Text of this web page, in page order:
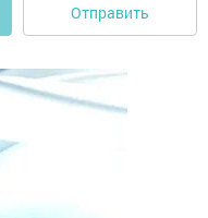
Отправить